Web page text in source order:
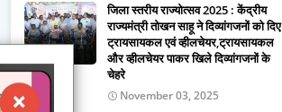
जिला स्तरीय राज्योत्सव 2025 : केंद्रीय
राज्यमंत्री तोखन साहू ने दिव्यांगजनों को दिए
ट्रायसायकल एवं व्हीलचेयर,ट्रायसायकल
और व्हीलचेयर पाकर खिले दिव्यांगजनों के
चेहरे
November 03, 2025